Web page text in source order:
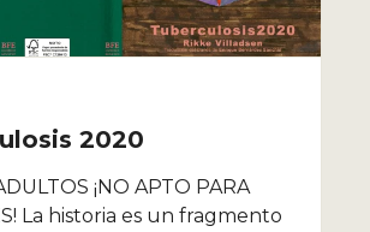
2020
¡NO APTO PARA
La historia es un fragmento